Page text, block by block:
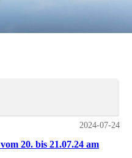
2024-07-24
20. bis 21.07.24 am